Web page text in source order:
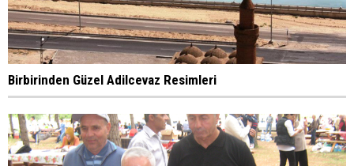
Birbirinden Güzel Adilcevaz Resimleri